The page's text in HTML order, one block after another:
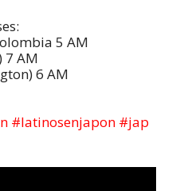
5 AM
7 AM
6 AM
#latinosenjapon #jap